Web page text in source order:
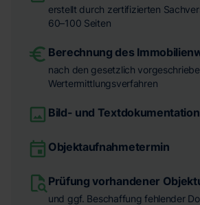
erstellt durch zertifizierten
60–100 Seiten
Berechnung des
nach den gesetzlich
Wertermittlungsverfahren
Bild- und Textdokumentation
Objektaufnahmetermin
Prüfung vorhandener
und ggf. Beschaffung fehlender